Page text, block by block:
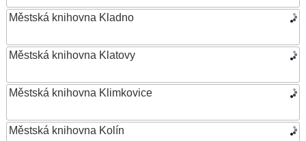
Městská knihovna Kladno
Městská knihovna Klatovy
Městská knihovna Klimkovice
Městská knihovna Kolín